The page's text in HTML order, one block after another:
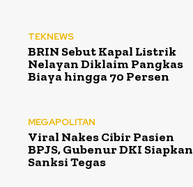
TEKNEWS
BRIN Sebut Kapal Listrik
Nelayan Diklaim Pangkas
Biaya hingga 70 Persen
MEGAPOLITAN
Viral Nakes Cibir Pasien
BPJS, Gubenur DKI Siapkan
Sanksi Tegas